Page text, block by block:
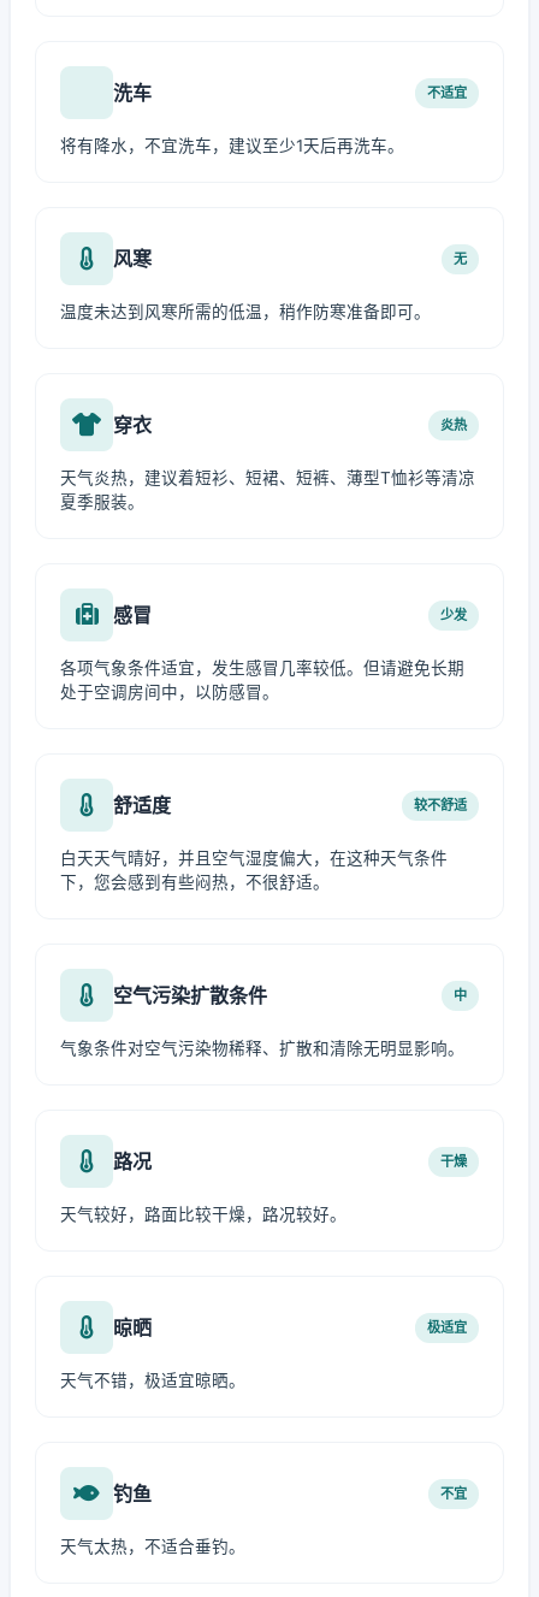
洗车 不适宜
将有降水，不宜洗车，建议至少1天后再洗车。
风寒 无
温度未达到风寒所需的低温，稍作防寒准备即可。
穿衣 炎热
天气炎热，建议着短衫、短裙、短裤、薄型T恤衫等清凉
夏季服装。
感冒 少发
各项气象条件适宜，发生感冒几率较低。但请避免长期
处于空调房间中，以防感冒。
舒适度 较不舒适
白天天气晴好，并且空气湿度偏大，在这种天气条件
下，您会感到有些闷热，不很舒适。
空气污染扩散条件 中
气象条件对空气污染物稀释、扩散和清除无明显影响。
路况 干燥
天气较好，路面比较干燥，路况较好。
晾晒 极适宜
天气不错，极适宜晾晒。
钓鱼 不宜
天气太热，不适合垂钓。